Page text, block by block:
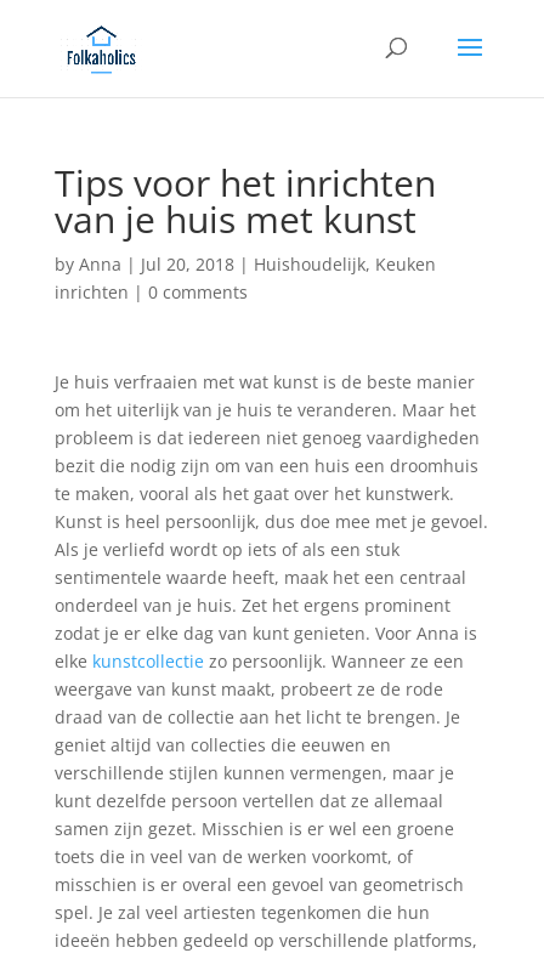
Tips voor het inrichten
van je huis met kunst
by Anna | Jul 20, 2018| Huishoudelijk, Keuken
inrichten | 0 comments
Je huis verfraaien met wat kunst is de beste manier
om het uiterlijk van je huis te veranderen. Maar het
probleem is dat iedereen niet genoeg vaardigheden
bezit die nodig zijn om van een huis een droomhuis
te maken, vooral als het gaat over het kunstwerk.
Kunst is heel persoonlijk, dus doe mee met je gevoel.
Als je verliefd wordt op iets of als een stuk
sentimentele waarde heeft, maak het een centraal
onderdeel van je huis. Zet het ergens prominent
zodat je er elke dag van kunt genieten. Voor Anna is
elke kunstcollectiezo persoonlijk. Wanneer ze een
weergave van kunst maakt, probeert ze de rode
draad van de collectie aan het licht te brengen. Je
geniet altijd van collecties die eeuwen en
verschillende stijlen kunnen vermengen, maar je
kunt dezelfde persoon vertellen dat ze allemaal
samen zijn gezet. Misschien is er wel een groene
toets die in veel van de werken voorkomt, of
misschien is er overal een gevoel van geometrisch
spel. Je zal veel artiesten tegenkomen die hun
ideeën hebben gedeeld op verschillende platforms,